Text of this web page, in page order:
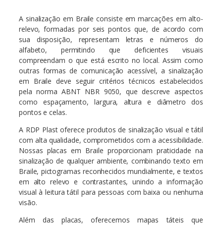
A sinalização em Braile consiste em marcações em alto-
relevo, formadas por seis pontos que, de acordo com
sua disposição, representam letras e números do
alfabeto, permitindo que deficientes visuais
compreendam o que está escrito no local. Assim como
outras formas de comunicação acessível, a sinalização
em Braile deve seguir critérios técnicos estabelecidos
pela norma ABNT NBR 9050, que descreve aspectos
como espaçamento, largura, altura e diâmetro dos
pontos e celas.
A RDP Plast oferece produtos de sinalização visual e tátil
com alta qualidade, comprometidos com a acessibilidade.
Nossas placas em Braile proporcionam praticidade na
sinalização de qualquer ambiente, combinando texto em
Braile, pictogramas reconhecidos mundialmente, e textos
em alto relevo e contrastantes, unindo a informação
visual à leitura tátil para pessoas com baixa ou nenhuma
visão.
Além das placas, oferecemos mapas táteis que